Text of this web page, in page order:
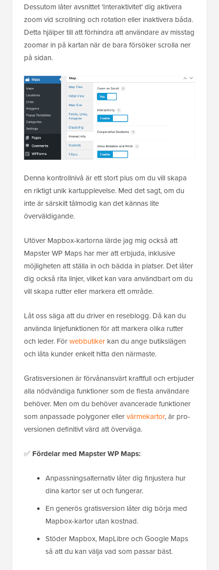
Dessutom låter avsnittet 'Interaktivitet' dig aktivera
zoom vid scrollning och rotation eller inaktivera båda.
Detta hjälper till att förhindra att användare av misstag
zoomar in på kartan när de bara försöker scrolla ner
på sidan.
Denna kontrollnivå är ett stort plus om du vill skapa
en riktigt unik kartupplevelse. Med det sagt, om du
inte är särskilt tålmodig kan det kännas lite
överväldigande.
Utöver Mapbox-kartorna lärde jag mig också att
Mapster WP Maps har mer att erbjuda, inklusive
möjligheten att ställa in och bädda in platser. Det låter
dig också rita linjer, vilket kan vara användbart om du
vill skapa rutter eller markera ett område.
Låt oss säga att du driver en reseblogg. Då kan du
använda linjefunktionen för att markera olika rutter
och leder. Förwebbutiker kan du ange butikslägen
och låta kunder enkelt hitta den närmaste.
Gratisversionen är förvånansvärt kraftfull och erbjuder
alla nödvändiga funktioner som de flesta användare
behöver. Men om du behöver avancerade funktioner
som anpassade polygoner ellervärmekartor, är pro-
versionen definitivt värd att överväga.
✅ Fördelar med Mapster WP Maps:
Anpassningsalternativ låter dig finjustera hur
dina kartor ser ut och fungerar.
En generös gratisversion låter dig börja med
Mapbox-kartor utan kostnad.
Stöder Mapbox, MapLibre och Google Maps
så att du kan välja vad som passar bäst.